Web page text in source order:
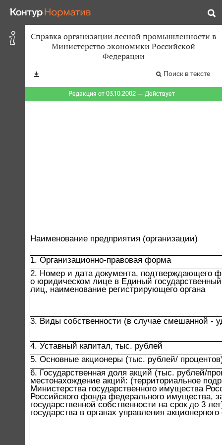
Справка организации лесной промышленности в
Министерство экономики Российской
Федерации
Поиск в тексте
Редакция от 03.10.2002 — Действует
Наименование предприятия (организации)
1. Организационно-правовая форма
2. Номер и дата документа, подтверждающего
о юридическом лице в Единый
лиц, наименование регистрирующего органа
3. Виды собственности (в случае смешанной -
4. Уставный капитал, тыс. рублей
5. Основные акционеры (тыс. рублей/
6. Государственная доля акций (тыс. рублей/
местонахождение акций: (территориальное
Министерства государственного имущества
Российского фонда федерального имущества,
государственной собственности на срок до 3
государства в органах управления